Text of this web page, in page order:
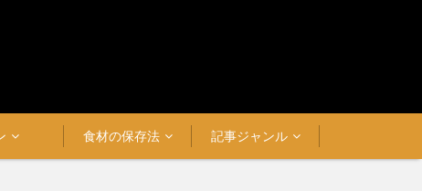
食材の保存法 記事ジャンル